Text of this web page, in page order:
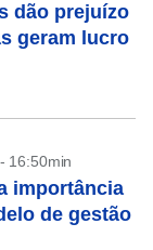
dão prejuízo
geram lucro
16:50min
importância
de gestão